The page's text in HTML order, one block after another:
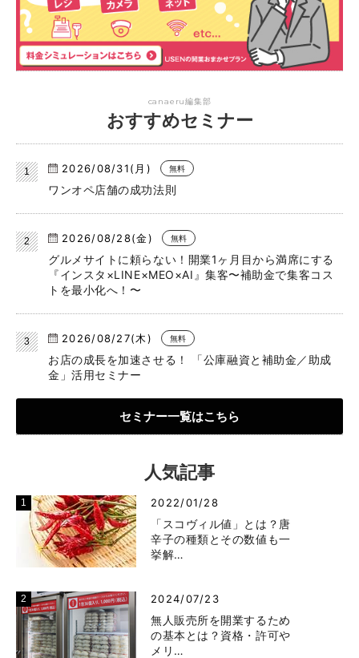
canaeru編集部
おすすめセミナー
2026/08/31(月) 無料
ワンオペ店舗の成功法則
2026/08/28(金) 無料
グルメサイトに頼らない！開業1ヶ月目から満席にする
『インスタ×LINE×MEO×AI』集客〜補助金で集客コス
トを最小化へ！〜
2026/08/27(木) 無料
お店の成長を加速させる！ 「公庫融資と補助金／助成
金」活用セミナー
セミナー一覧はこちら
人気記事
2022/01/28
「スコヴィル値」とは？唐
辛子の種類とその数値も一
挙解…
2024/07/23
無人販売所を開業するため
の基本とは？資格・許可や
メリ…